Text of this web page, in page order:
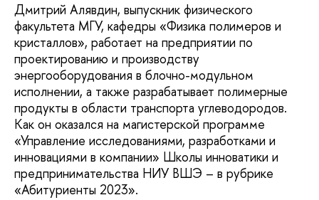
Дмитрий Алявдин, выпускник физического
факультета МГУ, кафедры «Физика полимеров и
кристаллов», работает на предприятии по
проектированию и производству
энергооборудования в блочно-модульном
исполнении, а также разрабатывает полимерные
продукты в области транспорта углеводородов.
Как он оказался на магистерской программе
«Управление исследованиями, разработками и
инновациями в компании» Школы инноватики и
предпринимательства НИУ ВШЭ – в рубрике
«Абитуриенты 2023».